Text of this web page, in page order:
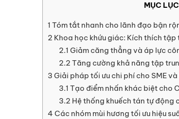
MỤC LỤC
1 Tóm tắt nhanh cho lãnh đạo bận
2 Khoa học khứu giác: Kích thích
2.1 Giảm căng thẳng và áp lực
2.2 Tăng cường khả năng tập
3 Giải pháp tối ưu chi phí cho SME
3.1 Tạo điểm nhấn khác biệt cho
3.2 Hệ thống khuếch tán tự động
4 Các nhóm mùi hương tối ưu hiệu